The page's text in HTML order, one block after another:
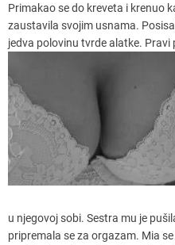
Primakao se do kreveta i krenuo
zaustavila svojim usnama.
jedva polovinu tvrde alatke. Pravi
u njegovoj sobi. Sestra mu je
pripremala se za orgazam. Mia